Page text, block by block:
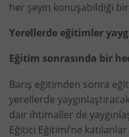
her şeyin konuşabildiği
Yerellerde eğitimler
Eğitim sonrasında bir
Barış eğitimden sonra
yerellerde
dair ihtimaller de
Eğitici Eğitimi’ne